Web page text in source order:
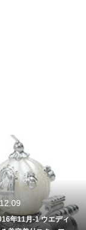
2016.11.09
連載記事2016年